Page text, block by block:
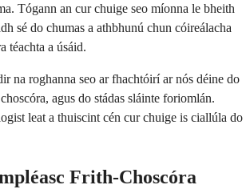
Tógann an cur chuige seo míonna le bheith
sé do chumas a athbhunú chun cóireálacha
téachta a úsáid.
na roghanna seo ar fhachtóirí ar nós déine do
agus do stádas sláinte foriomlán.
leat a thuiscint cén cur chuige is ciallúla do
Frith-Choscóra